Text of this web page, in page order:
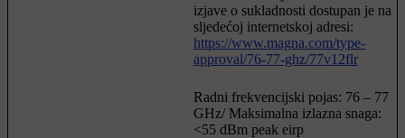
izjave o sukladnosti dostupan je na
sljedećoj internetskoj adresi:
https://www.magna.com/type-
approval/76-77-ghz/77v12flr
Radni frekvencijski pojas: 76 – 77
GHz/ Maksimalna izlazna snaga:
<55 dBm peak eirp